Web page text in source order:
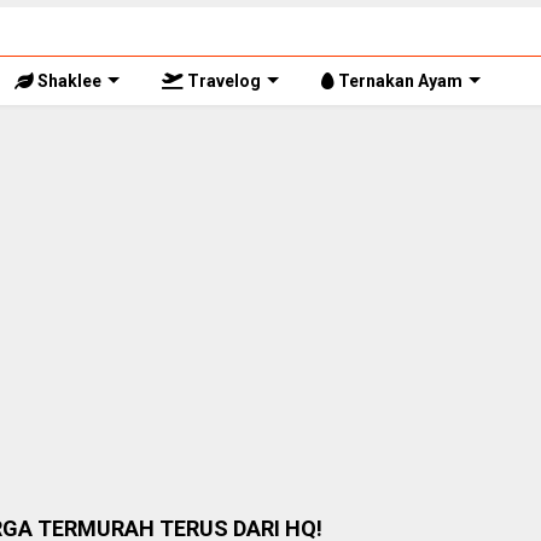
Shaklee Travelog Ternakan Ayam
TERMURAH TERUS DARI HQ!